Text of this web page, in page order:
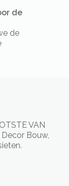
de
de
VAN
Bouw,